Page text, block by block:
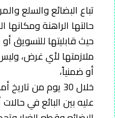
تباع البضائع والسلع
حالتها الراهنة
حيث قابليتها للتسويق
ملازمتها لأي غرض،
أو ضمنياً،
خلال 30 يوم من
عليه بين البائع في